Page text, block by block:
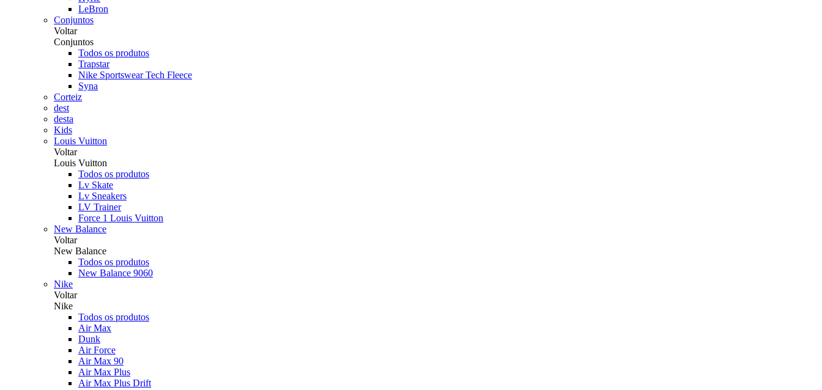
LeBron
Conjuntos
Voltar
Conjuntos
Todos os produtos
Trapstar
Nike Sportswear Tech Fleece
Syna
Corteiz
dest
desta
Kids
Louis Vuitton
Voltar
Louis Vuitton
Todos os produtos
Lv Skate
Lv Sneakers
LV Trainer
Force 1 Louis Vuitton
New Balance
Voltar
New Balance
Todos os produtos
New Balance 9060
Nike
Voltar
Nike
Todos os produtos
Air Max
Dunk
Air Force
Air Max 90
Air Max Plus
Air Max Plus Drift